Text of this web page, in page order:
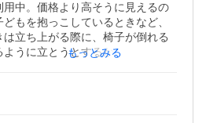
中。価格より高そうに見えるの
もを抱っこしているときなど、
立ち上がる際に、椅子が倒れる
うに立とうとするからいけない
うためにベランダで利用する目
ルダーあったほうがいいか悩んだ
もっとみる